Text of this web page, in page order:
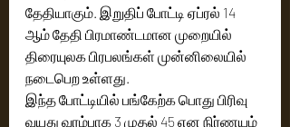
தேதியாகும். இறுதிப் போட்டி ஏப்ரல் 14
ஆம் தேதி பிரமாண்டமான முறையில்
திரையுலக பிரபலங்கள் முன்னிலையில்
நடைபெற உள்ளது.
இந்த போட்டியில் பங்கேற்க பொது பிரிவு
வயது வரம்பாக 3 முதல் 45 என நிர்ணயம்